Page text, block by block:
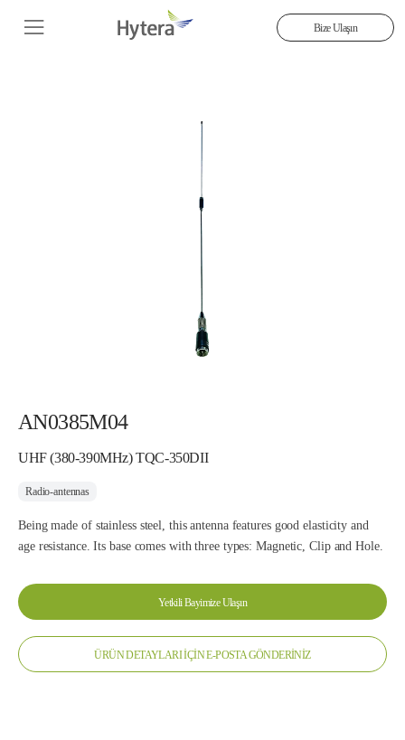
Bize Ulaşın
AN0385M04
UHF (380-390MHz) TQC-350DII
Radio-antennas
Being made of stainless steel, this antenna features good elasticity and
age resistance. Its base comes with three types: Magnetic, Clip and Hole.
Yetkili Bayimize Ulaşın
ÜRÜN DETAYLARI İÇİN E-POSTA GÖNDERİNİZ